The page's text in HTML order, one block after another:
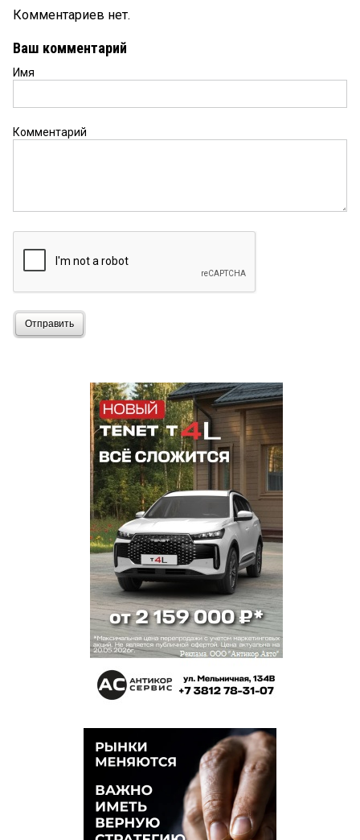
Комментариев нет.
Ваш комментарий
Имя
Комментарий
Отправить